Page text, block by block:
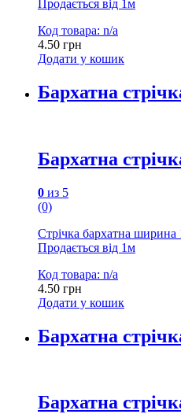
Продається від 1м
Код товара: n/a
4.50 грн
Додати у кошик
Бархатна
Бархатна
0 из 5
(0)
Стрічка бархатна ширина
Продається від 1м
Код товара: n/a
4.50 грн
Додати у кошик
Бархатна
Бархатна